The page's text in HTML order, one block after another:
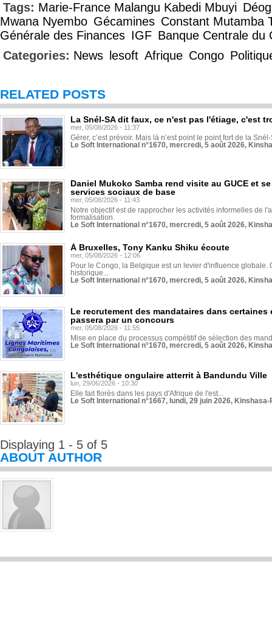
Tags: Marie-France Malangu Kabedi Mbuyi
Mwana Nyembo Gécamines Constant Mutamba
Générale des Finances IGF Banque Centrale du
Categories: News lesoft Afrique Congo
RELATED POSTS
La Snél-SA dit faux, ce n'est pas l'étiage, c'est
mer, 05/08/2026 - 11:37
Gérer, c’est prévoir. Mais là n’est point le point fort de la
Le Soft International n°1670, mercredi, 5 août 2026,
Daniel Mukoko Samba rend visite au GUCE et
services sociaux de base
mer, 05/08/2026 - 11:43
Notre objectif est de rapprocher les activités informelles de
formalisation.
Le Soft International n°1670, mercredi, 5 août 2026,
À Bruxelles, Tony Kanku Shiku écoute
mer, 05/08/2026 - 12:06
Pour le Congo, la Belgique est un levier d'influence globale.
historique...
Le Soft International n°1670, mercredi, 5 août 2026,
Le recrutement des mandataires dans
passera par un concours
mer, 05/08/2026 - 11:55
Mise en place du processus compétitif de sélection des
Le Soft International n°1670, mercredi, 5 août 2026,
L'esthétique ongulaire atterrit à Bandundu Ville
lun, 29/06/2026 - 10:30
Elle fait florès dans les pays d'Afrique de l'est...
Le Soft International n°1667, lundi, 29 juin 2026,
Displaying 1 - 5 of 5
ABOUT AUTHOR